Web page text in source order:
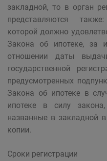
закладной, то в орган
представляются
которой должно
Закона об ипотеке, за
отношении даты
государственной
предусмотренных
Закона об ипотеке в
ипотеке в силу
названные в закладной
копии.
Сроки регистрации